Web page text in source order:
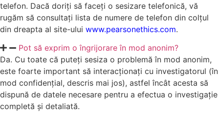
telefon. Dacă doriți să faceți o sesizare telefonică, vă
rugăm să consultați lista de numere de telefon din colțul
din dreapta al site-ului www.pearsonethics.com.
Pot să exprim o îngrijorare în mod anonim?
Da. Cu toate că puteți sesiza o problemă în mod anonim,
este foarte important să interacționați cu investigatorul (în
mod confidențial, descris mai jos), astfel încât acesta să
dispună de datele necesare pentru a efectua o investigație
completă și detaliată.